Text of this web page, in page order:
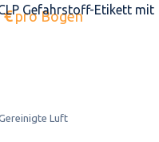
Gefahrstoff-Etikett mit
€pro Bogen